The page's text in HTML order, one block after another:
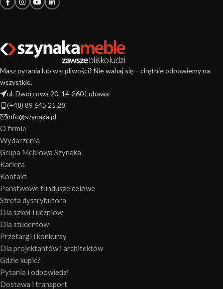
Masz pytania lub wątpliwości? Nie wahaj się – chętnie odpowiemy na
wszystkie.
ul. Dworcowa 20, 14-260 Lubawa
(+48) 89 645 21 28
info@szynaka.pl
O firmie
Wydarzenia
Grupa Meblowa Szynaka
Kariera
Kontakt
Państwowe fundusze celowe
Strefa dystrybutora
Dla szkół i uczniów
Dla studentów
Przetargi i konkursy
Dla projektantów i architektów
Gdzie kupić?
Pytania i odpowiedzi
Dostawa i transport